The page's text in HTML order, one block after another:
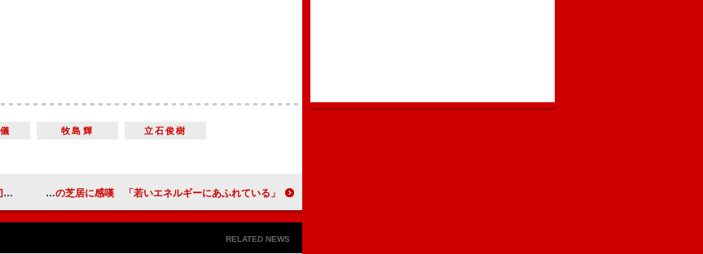
牧島輝
立石俊樹
岡本健一、三浦翔平の芝居に感嘆 「若いエネルギーにあふれている」
RELATED NEWS